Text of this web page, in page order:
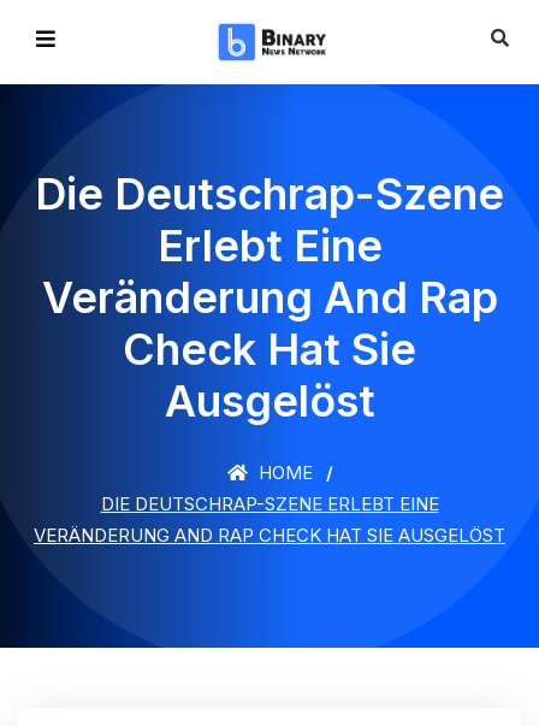
Die Deutschrap-Szene
Erlebt Eine
Veränderung And Rap
Check Hat Sie
Ausgelöst
HOME
DIE DEUTSCHRAP-SZENE ERLEBT EINE
VERÄNDERUNG AND RAP CHECK HAT SIE AUSGELÖST